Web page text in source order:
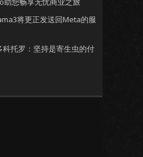
将更正发送回Meta的服
科托罗：坚持是寄生虫的付